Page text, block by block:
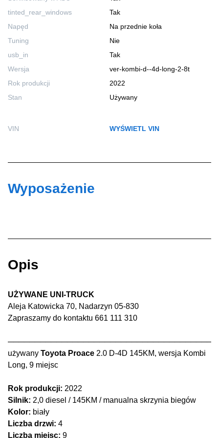
tinted_rear_windows
Tak
Napęd
Na przednie koła
Tuning
Nie
usb_in
Tak
Wersja
ver-kombi-d--4d-long-2-8t
Rok produkcji
2022
Stan
Używany
VIN WYŚWIETL VIN
Wyposażenie
Opis
UŻYWANE UNI-TRUCK
Aleja Katowicka 70, Nadarzyn 05-830
Zapraszamy do kontaktu 661 111 310
używany Toyota Proace 2.0 D-4D 145KM, wersja Kombi
Long, 9 miejsc
Rok produkcji: 2022
Silnik: 2,0 diesel / 145KM / manualna skrzynia biegów
Kolor: biały
Liczba drzwi: 4
Liczba miejsc: 9